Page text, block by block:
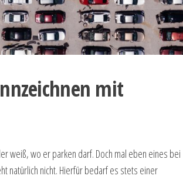
mit
weiß, wo er parken darf. Doch mal eben eines bei
natürlich nicht. Hierfür bedarf es stets einer